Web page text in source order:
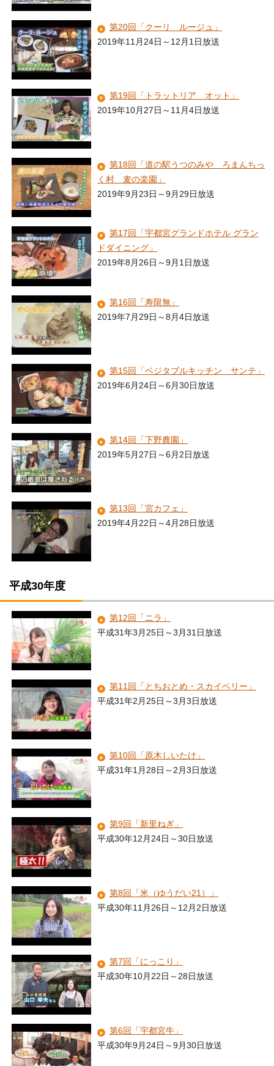
第20回「クーリ ルージュ」
2019年11月24日～12月1日放送
第19回「トラットリア オット」
2019年10月27日～11月4日放送
第18回「道の駅うつのみや ろまんちっ
く村 麦の楽園」
2019年9月23日～9月29日放送
第17回「宇都宮グランドホテル グラン
ドダイニング」
2019年8月26日～9月1日放送
第16回「寿限無」
2019年7月29日～8月4日放送
第15回「ベジタブルキッチン サンテ」
2019年6月24日～6月30日放送
第14回「下野農園」
2019年5月27日～6月2日放送
第13回「宮カフェ」
2019年4月22日～4月28日放送
平成30年度
第12回「ニラ」
平成31年3月25日～3月31日放送
第11回「とちおとめ・スカイベリー」
平成31年2月25日～3月3日放送
第10回「原木しいたけ」
平成31年1月28日～2月3日放送
第9回「新里ねぎ」
平成30年12月24日～30日放送
第8回「米（ゆうだい21）」
平成30年11月26日～12月2日放送
第7回「にっこり」
平成30年10月22日～28日放送
第6回「宇都宮牛」
平成30年9月24日～9月30日放送